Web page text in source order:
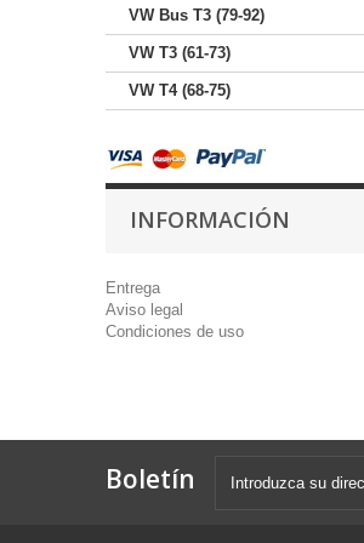
VW Bus T3 (79-92)
VW T3 (61-73)
VW T4 (68-75)
INFORMACIÓN
Entrega
Aviso legal
Condiciones de uso
Boletín